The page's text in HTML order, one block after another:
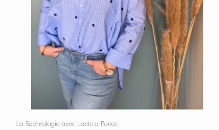
La Sophrologie avec Laetitia Ponce